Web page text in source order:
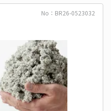
No：BR26-0523032